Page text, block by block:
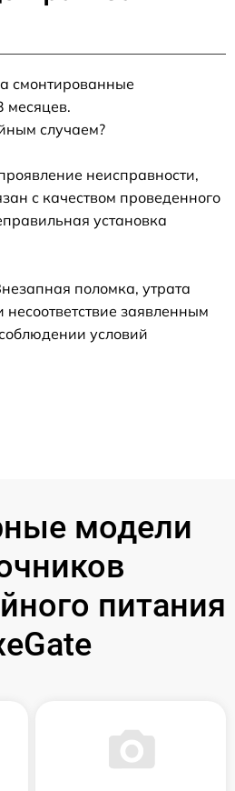
смонтированные
месяцев.
случаем?
неисправности,
с качеством проведенного
установка
поломка, утрата
несоответствие заявленным
условий
модели
питания